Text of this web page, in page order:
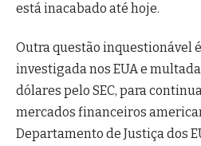
está inacabado até hoje.
Outra questão inquestionável
investigada nos EUA e
dólares pelo SEC, para
mercados financeiros
Departamento de Justiça dos